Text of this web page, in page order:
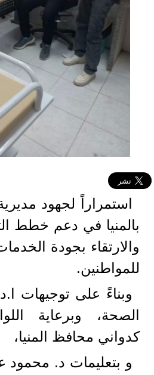
استمراراً لجهود
بالمنيا في دعم خطط
والارتقاء بجودة
للمواطنين.
​وبناءً على توجيهات
الصحة، وبرعاية
كدواني محافظ المنيا،
و بتعليمات د. محمود